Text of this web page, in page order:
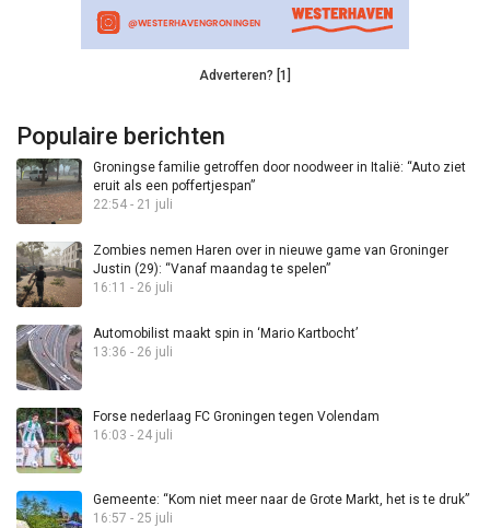
Adverteren? [1]
Populaire berichten
Groningse familie getroffen door noodweer in Italië: “Auto ziet
eruit als een poffertjespan”
22:54 - 21 juli
Zombies nemen Haren over in nieuwe game van Groninger
Justin (29): “Vanaf maandag te spelen”
16:11 - 26 juli
Automobilist maakt spin in ‘Mario Kartbocht’
13:36 - 26 juli
Forse nederlaag FC Groningen tegen Volendam
16:03 - 24 juli
Gemeente: “Kom niet meer naar de Grote Markt, het is te druk”
16:57 - 25 juli